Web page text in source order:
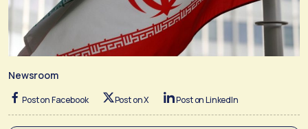
Newsroom
Post on Facebook Post on X Post on LinkedIn